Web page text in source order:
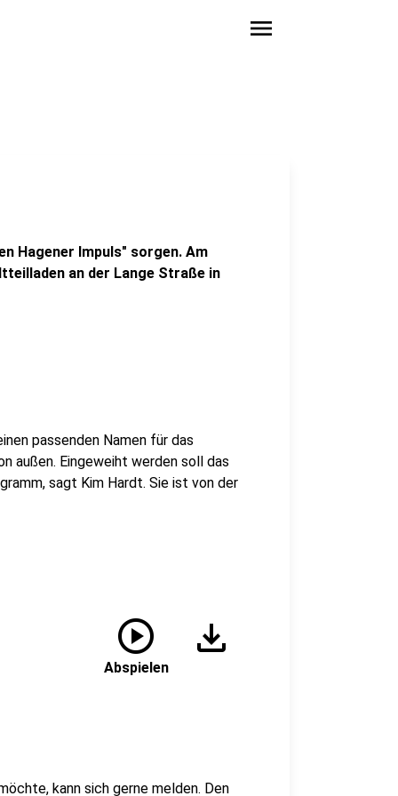
menu
Hagener Impuls" sorgen. Am
an der Lange Straße in
passenden Namen für das
außen. Eingeweiht werden soll das
sagt Kim Hardt. Sie ist von der
play_circle
Abspielen
download
kann sich gerne melden. Den